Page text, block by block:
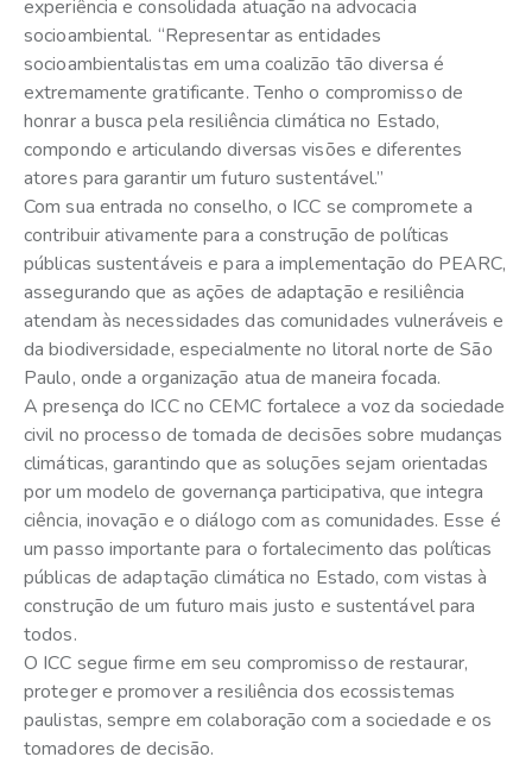
experiência e consolidada atuação na advocacia
socioambiental. “Representar as entidades
socioambientalistas em uma coalizão tão diversa é
extremamente gratificante. Tenho o compromisso de
honrar a busca pela resiliência climática no Estado,
compondo e articulando diversas visões e diferentes
atores para garantir um futuro sustentável.”
Com sua entrada no conselho, o ICC se compromete a
contribuir ativamente para a construção de políticas
públicas sustentáveis e para a implementação do PEARC,
assegurando que as ações de adaptação e resiliência
atendam às necessidades das comunidades vulneráveis e
da biodiversidade, especialmente no litoral norte de São
Paulo, onde a organização atua de maneira focada.
A presença do ICC no CEMC fortalece a voz da sociedade
civil no processo de tomada de decisões sobre mudanças
climáticas, garantindo que as soluções sejam orientadas
por um modelo de governança participativa, que integra
ciência, inovação e o diálogo com as comunidades. Esse é
um passo importante para o fortalecimento das políticas
públicas de adaptação climática no Estado, com vistas à
construção de um futuro mais justo e sustentável para
todos.
O ICC segue firme em seu compromisso de restaurar,
proteger e promover a resiliência dos ecossistemas
paulistas, sempre em colaboração com a sociedade e os
tomadores de decisão.